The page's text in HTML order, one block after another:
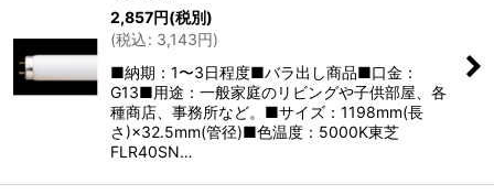
2,857円(税別)
(税込: 3,143円)
■納期：1〜3日程度■バラ出し商品■口金：
G13■用途：一般家庭のリビングや子供部屋、各
種商店、事務所など。■サイズ：1198mm(長
さ)×32.5mm(管径)■色温度：5000K東芝
FLR40SN…